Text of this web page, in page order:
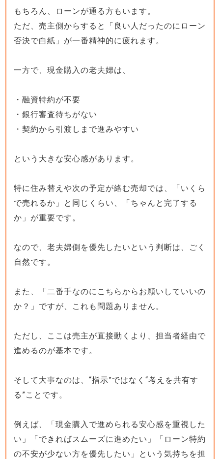
もちろん、ローンが通る方もいます。
ただ、売主側からすると「良い人だったのにローン
否決で白紙」が一番精神的に疲れます。
一方で、現金購入の老夫婦は、
・融資特約が不要
・銀行審査待ちがない
・契約から引渡しまで進みやすい
という大きな安心感があります。
特に住み替えや次の予定が絡む売却では、「いくら
で売れるか」と同じくらい、「ちゃんと完了する
か」が重要です。
なので、老夫婦側を優先したいという判断は、ごく
自然です。
また、「二番手なのにこちらからお願いしていいの
か？」ですが、これも問題ありません。
ただし、ここは売主が直接動くより、担当者経由で
進めるのが基本です。
そして大事なのは、“指示”ではなく“考えを共有す
る”ことです。
例えば、「現金購入で進められる安心感を重視した
い」「できればスムーズに進めたい」「ローン特約
の不安が少ない方を優先したい」という気持ちを担